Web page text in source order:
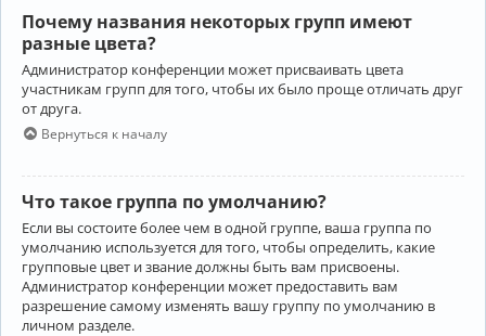
Почему названия некоторых групп имеют
разные цвета?
Администратор конференции может присваивать цвета
участникам групп для того, чтобы их было проще отличать друг
от друга.
Вернуться к началу
Что такое группа по умолчанию?
Если вы состоите более чем в одной группе, ваша группа по
умолчанию используется для того, чтобы определить, какие
групповые цвет и звание должны быть вам присвоены.
Администратор конференции может предоставить вам
разрешение самому изменять вашу группу по умолчанию в
личном разделе.